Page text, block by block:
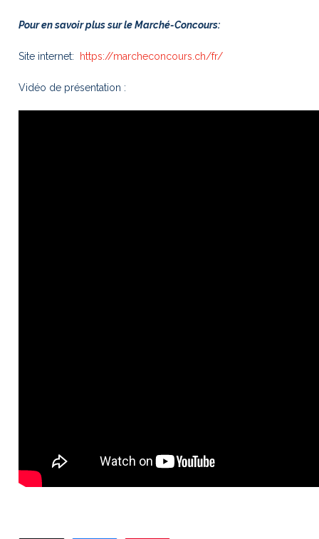
Pour en savoir plus sur le Marché-Concours:
Site internet: https://marcheconcours.ch/fr/
Vidéo de présentation :